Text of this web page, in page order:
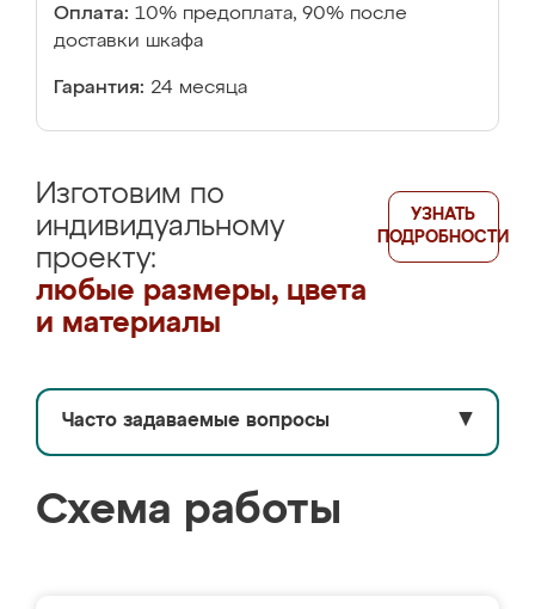
Оплата: 10% предоплата, 90% после
доставки шкафа
Гарантия: 24 месяца
Изготовим по
индивидуальному
проекту:
любые размеры, цвета
и материалы
УЗНАТЬ
ПОДРОБНОСТИ
Часто задаваемые вопросы ▼
Схема работы